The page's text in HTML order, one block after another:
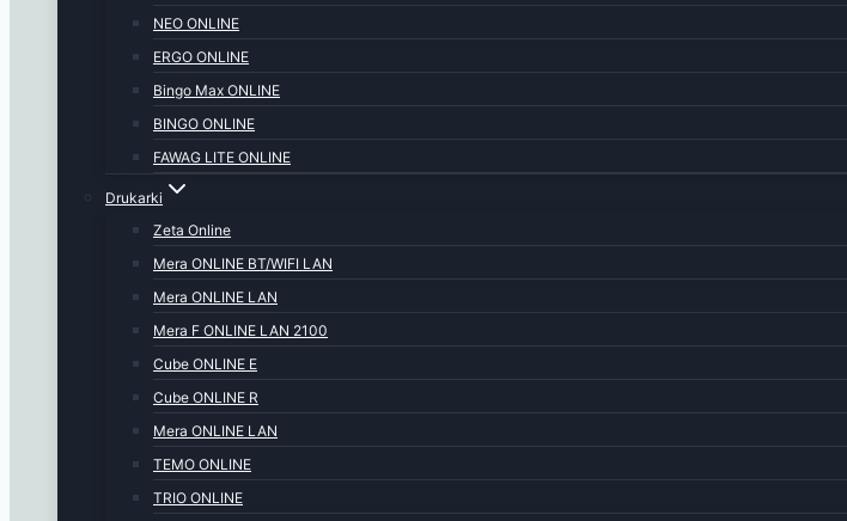
NEO ONLINE
ERGO ONLINE
Bingo Max ONLINE
BINGO ONLINE
FAWAG LITE ONLINE
Drukarki
Zeta Online
Mera ONLINE BT/WIFI LAN
Mera ONLINE LAN
Mera F ONLINE LAN 2100
Cube ONLINE E
Cube ONLINE R
Mera ONLINE LAN
TEMO ONLINE
TRIO ONLINE